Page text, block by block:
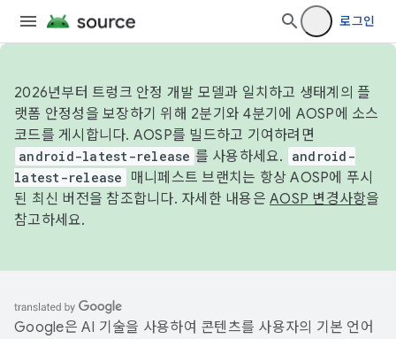
로그인
2026년부터 트렁크 안정 개발 모델과 일치하고 생태계의 플
랫폼 안정성을 보장하기 위해 2분기와 4분기에 AOSP에 소스
코드를 게시합니다. AOSP를 빌드하고 기여하려면
android-latest-release 를 사용하세요.
android-
latest-release
매니페스트 브랜치는 항상 AOSP에 푸시
된 최신 버전을 참조합니다. 자세한 내용은 AOSP 변경사항을
참고하세요.
Google은 AI 기술을 사용하여 콘텐츠를 사용자의 기본 언어